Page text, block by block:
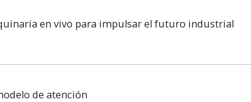
en vivo para impulsar el futuro industrial
de atención